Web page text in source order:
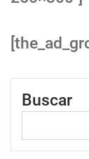
Buscar